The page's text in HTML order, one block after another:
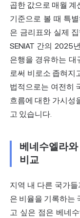
곱한 값으로 매월
기준으로 볼 때 특
은 금리표와 실제
SENIAT 간의 2025
은행을 경유하는 대
로써 비로소 좁혀지
법적으로는 여전히
흐름에 대한 가시성
고 있습니다.
베네수엘라
비교
지역 내 다른 국가
은 비율을 기록하는
고 싶은 점은 베네